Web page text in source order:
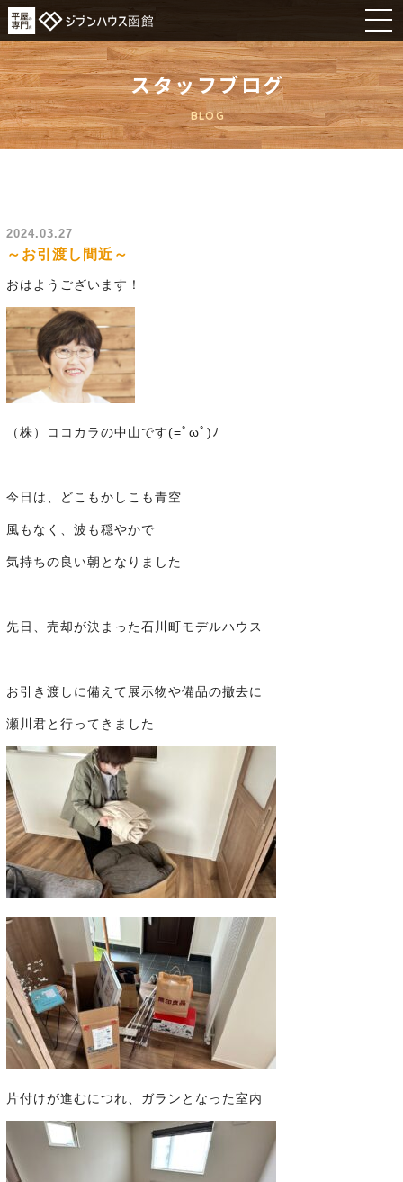
スタッフブログ
BLOG
2024.03.27
～お引渡し間近～
おはようございます！
（株）ココカラの中山です(=ﾟωﾟ)ﾉ
今日は、どこもかしこも青空
風もなく、波も穏やかで
気持ちの良い朝となりました
先日、売却が決まった石川町モデルハウス
お引き渡しに備えて展示物や備品の撤去に
瀬川君と行ってきました
片付けが進むにつれ、ガランとなった室内